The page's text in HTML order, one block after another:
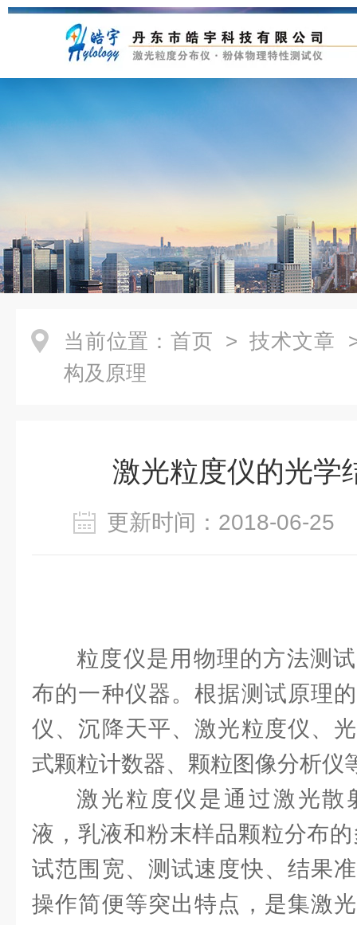
当前位置： 首页 > 技术文章
构及原理
激光粒度仪的光学
更新时间：2018-06-
粒度仪是用物理的方法测
布的一种仪器。根据测试原理
仪、沉降天平、激光粒度仪、
式颗粒计数器、颗粒图像分析仪
激光粒度仪是通过激光散
液，乳液和粉末样品颗粒分布
试范围宽、测试速度快、结果
操作简便等突出特点，是集激